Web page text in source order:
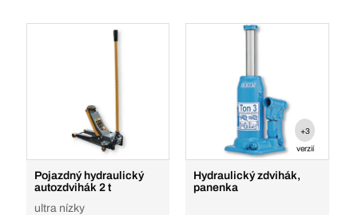
Pojazdný hydraulický
autozdvihák 2 t
ultra nízky
+3
verzií
Hydraulický zdvihák,
panenka